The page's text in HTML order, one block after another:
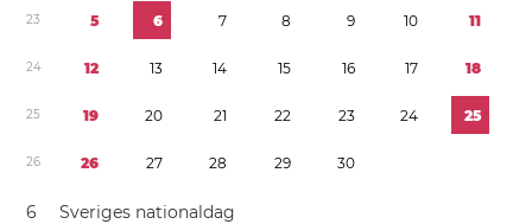
23 5 6 7 8 9 10 11
24 12 13 14 15 16 17 18
25 19 20 21 22 23 24 25
26 26 27 28 29 30
6
Sveriges nationaldag